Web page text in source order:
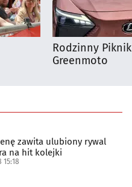
Rodzinny
Greenmoto
zawita ulubiony rywal
na hit kolejki
15:18